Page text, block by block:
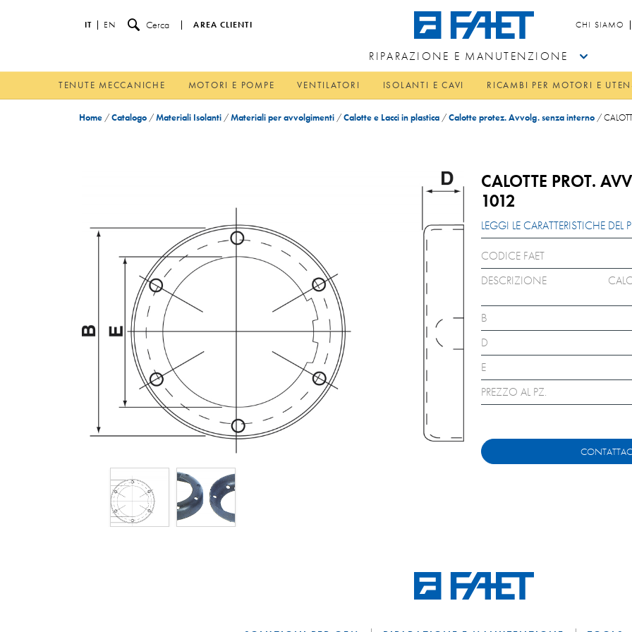
IT EN Cerca AREA CLIENTI CHI SIAMO
RIPARAZIONE E MANUTENZIONE
TENUTE MECCANICHE MOTORI E POMPE VENTILATORI ISOLANTI E CAVI RICAMBI PER MOTORI E
Home /Catalogo /Materiali Isolanti /Materiali per avvolgimenti /Calotte e Lacci in plastica /Calotte protez. Avvolg. senza interno /
CALOTTE PROT.
1012
LEGGI LE CARATTERISTICHE
CODICE FAET
DESCRIZIONE
B
D
E
PREZZO AL PZ.